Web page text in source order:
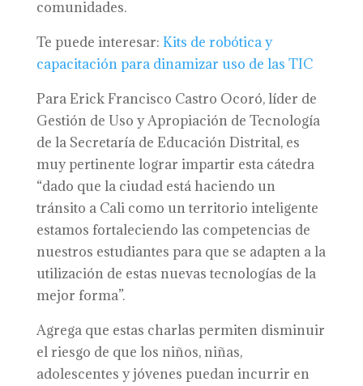
comunidades.
Te puede interesar: Kits de robótica y
capacitación para dinamizar uso de las TIC
Para Erick Francisco Castro Ocoró, líder de
Gestión de Uso y Apropiación de Tecnología
de la Secretaría de Educación Distrital, es
muy pertinente lograr impartir esta cátedra
“dado que la ciudad está haciendo un
tránsito a Cali como un territorio inteligente
estamos fortaleciendo las competencias de
nuestros estudiantes para que se adapten a la
utilización de estas nuevas tecnologías de la
mejor forma”.
Agrega que estas charlas permiten disminuir
el riesgo de que los niños, niñas,
adolescentes y jóvenes puedan incurrir en